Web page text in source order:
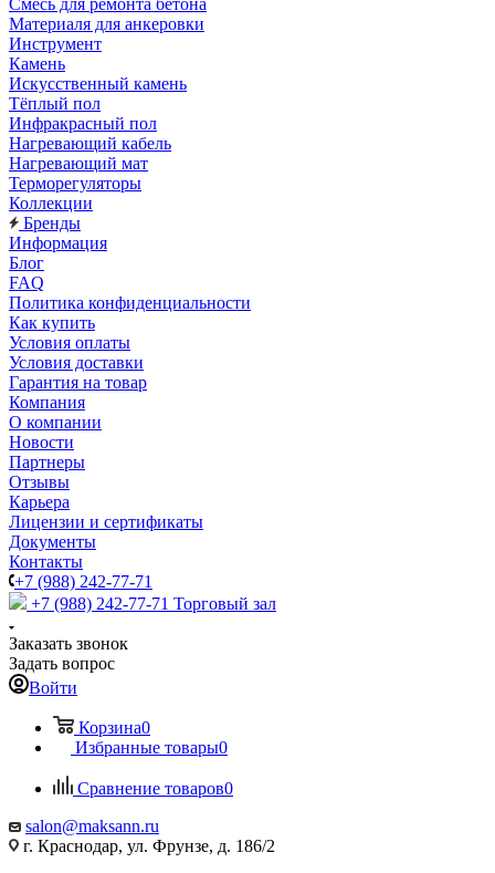
Смесь для ремонта бетона
Материаля для анкеровки
Инструмент
Камень
Искусственный камень
Тёплый пол
Инфракрасный пол
Нагревающий кабель
Нагревающий мат
Терморегуляторы
Коллекции
Бренды
Информация
Блог
FAQ
Политика конфиденциальности
Как купить
Условия оплаты
Условия доставки
Гарантия на товар
Компания
О компании
Новости
Партнеры
Отзывы
Карьера
Лицензии и сертификаты
Документы
Контакты
+7 (988) 242-77-71
+7 (988) 242-77-71 Торговый зал
Заказать звонок
Задать вопрос
Войти
Корзина0
Избранные товары0
Сравнение товаров0
salon@maksann.ru
г. Краснодар, ул. Фрунзе, д. 186/2